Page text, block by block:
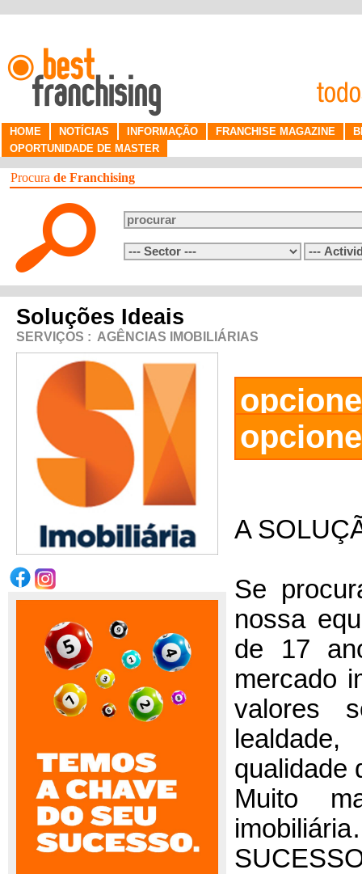
HOME NOTÍCIAS INFORMAÇÃO FRANCHISE MAGAZINE
OPORTUNIDADE DE MASTER
Procura de Franchising
Soluções Ideais
SERVIÇOS : AGÊNCIAS IMOBILIÁRIAS
A
Se
nossa
de 17
mercado
valores
qualidade
Muito